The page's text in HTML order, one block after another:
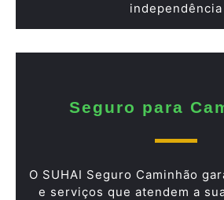
independência
Seguro para
O SUHAI Seguro Caminhão
e serviços que atendem a